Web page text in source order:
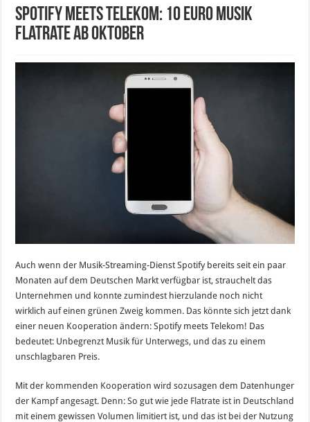
Spotify meets Telekom: 10 Euro Musik
Flatrate ab Oktober
Auch wenn der Musik-Streaming-Dienst Spotify bereits seit ein paar
Monaten auf dem Deutschen Markt verfügbar ist, strauchelt das
Unternehmen und konnte zumindest hierzulande noch nicht
wirklich auf einen grünen Zweig kommen. Das könnte sich jetzt dank
einer neuen Kooperation ändern: Spotify meets Telekom! Das
bedeutet: Unbegrenzt Musik für Unterwegs, und das zu einem
unschlagbaren Preis.
Mit der kommenden Kooperation wird sozusagen dem Datenhunger
der Kampf angesagt. Denn: So gut wie jede Flatrate ist in Deutschland
mit einem gewissen Volumen limitiert ist, und das ist bei der Nutzung